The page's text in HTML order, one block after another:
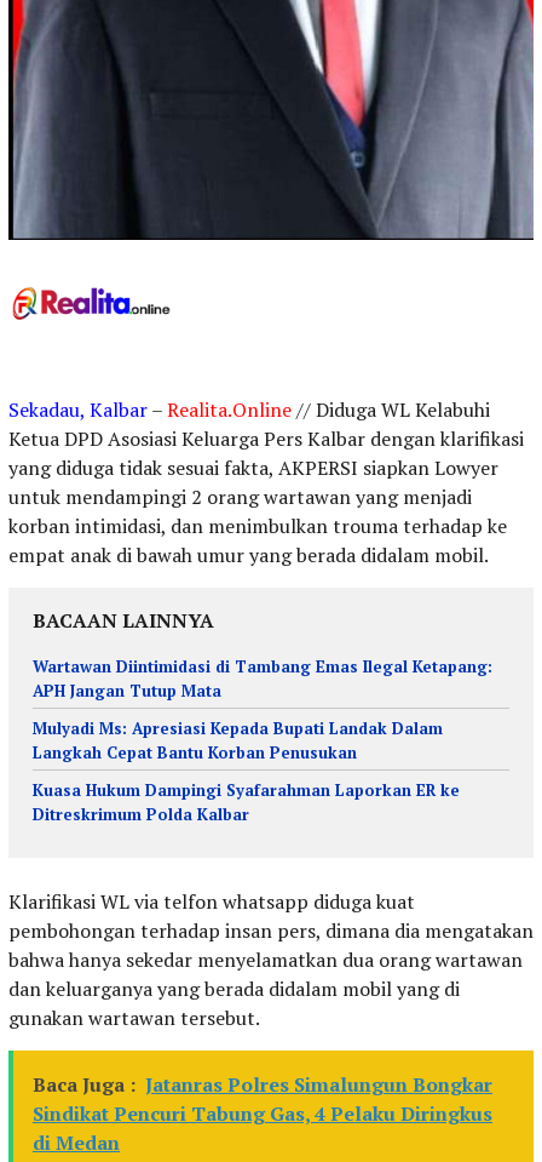
Sekadau, Kalbar–Realita.Online// Diduga WL Kelabuhi
Ketua DPD Asosiasi Keluarga Pers Kalbar dengan klarifikasi
yang diduga tidak sesuai fakta, AKPERSI siapkan Lowyer
untuk mendampingi 2 orang wartawan yang menjadi
korban intimidasi, dan menimbulkan trouma terhadap ke
empat anak di bawah umur yang berada didalam mobil.
BACAAN LAINNYA
Wartawan Diintimidasi di Tambang Emas Ilegal Ketapang:
APH Jangan Tutup Mata
Mulyadi Ms: Apresiasi Kepada Bupati Landak Dalam
Langkah Cepat Bantu Korban Penusukan
Kuasa Hukum Dampingi Syafarahman Laporkan ER ke
Ditreskrimum Polda Kalbar
Klarifikasi WL via telfon whatsapp diduga kuat
pembohongan terhadap insan pers, dimana dia mengatakan
bahwa hanya sekedar menyelamatkan dua orang wartawan
dan keluarganya yang berada didalam mobil yang di
gunakan wartawan tersebut.
Baca Juga : Jatanras Polres Simalungun Bongkar
Sindikat Pencuri Tabung Gas, 4 Pelaku Diringkus
di Medan